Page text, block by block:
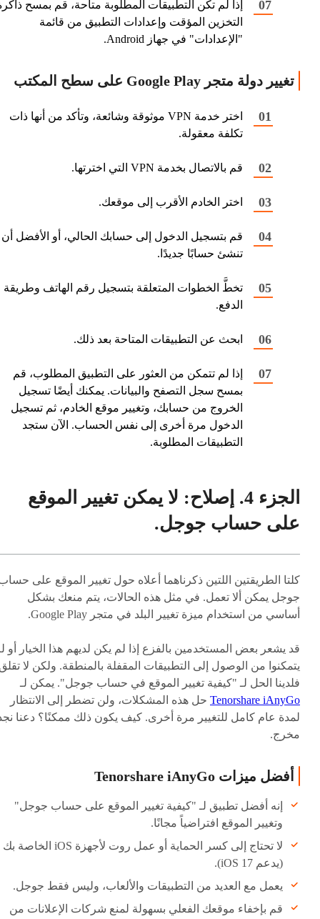
إذا لم تكن التطبيقات المطلوبة متاحة، قم بمسح
التخزين المؤقت وإعدادات التطبيق من قائمة
"الإعدادات" في جهاز Android.
تغيير دولة متجر Google Play على سطح المكتب
اختر خدمة VPN موثوقة وشائعة، وتأكد من أنها ذات
تكلفة معقولة.
قم بالاتصال بخدمة VPN التي اخترتها.
اختر الخادم الأقرب إلى موقعك.
قم بتسجيل الدخول إلى حسابك الحالي، أو الأفضل أن
تنشئ حسابًا جديدًا.
تخطَّ الخطوات المتعلقة بتسجيل رقم الهاتف وطريقة
الدفع.
ابحث عن التطبيقات المتاحة بعد ذلك.
إذا لم تتمكن من العثور على التطبيق المطلوب، قم
بمسح سجل التصفح والبيانات. يمكنك أيضًا تسجيل
الخروج من حسابك، وتغيير موقع الخادم، ثم تسجيل
الدخول مرة أخرى إلى نفس الحساب. الآن ستجد
التطبيقات المطلوبة.
الجزء 4. إصلاح: لا يمكن تغيير الموقع
على حساب جوجل.
كلتا الطريقتين اللتين ذكرناهما أعلاه حول تغيير الموقع على
جوجل يمكن ألا تعمل. في مثل هذه الحالات، يتم منعك بشكل
أساسي من استخدام ميزة تغيير البلد في متجر Google Play.
قد يشعر بعض المستخدمين بالفزع إذا لم يكن لديهم هذا الخيار أو
يتمكنوا من الوصول إلى التطبيقات المقفلة بالمنطقة. ولكن لا
فلدينا الحل لـ "كيفية تغيير الموقع في حساب جوجل". يمكن لـ
Tenorshare iAnyGo حل هذه المشكلات، ولن تضطر إلى الانتظار
لمدة عام كامل للتغيير مرة أخرى. كيف يكون ذلك ممكنًا؟ دعنا
مخرج.
أفضل ميزات Tenorshare iAnyGo
إنه أفضل تطبيق لـ "كيفية تغيير الموقع على حساب جوجل"
وتغيير الموقع افتراضياً مجانًا.
لا تحتاج إلى كسر الحماية أو عمل روت لأجهزة iOS الخاصة بك
(يدعم iOS 17).
يعمل مع العديد من التطبيقات والألعاب، وليس فقط جوجل.
قم بإخفاء موقعك الفعلي بسهولة لمنع شركات الإعلانات من